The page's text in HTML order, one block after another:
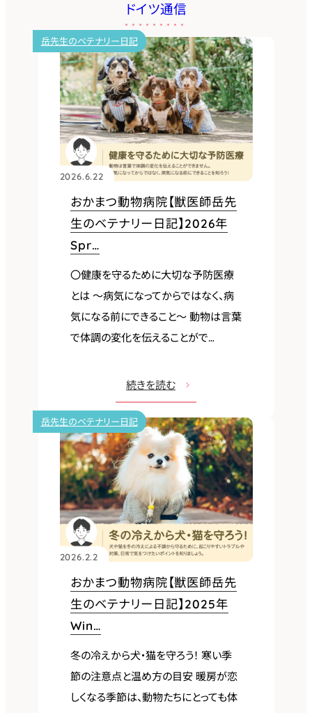
ドイツ通信
岳先生のベテナリー日記
2026.6.22
おかまつ動物病院【獣医師岳先
生のベテナリー日記】2026年
Spr…
〇健康を守るために大切な予防医療
とは ～病気になってからではなく、病
気になる前にできること～ 動物は言葉
で体調の変化を伝えることがで…
続きを読む:
お
か
ま
動
物
病
院
医
師
先
生
の
岳先生のベテナリー日記
2026.2.2
おかまつ動物病院【獣医師岳先
生のベテナリー日記】2025年
Win…
冬の冷えから犬・猫を守ろう！ 寒い季
節の注意点と温め方の目安 暖房が恋
しくなる季節は、動物たちにとっても体